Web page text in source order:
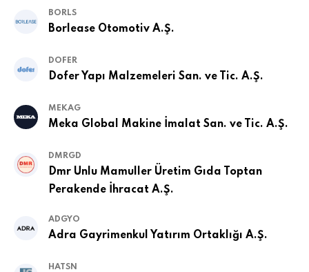
BORLS
Borlease Otomotiv A.Ş.
DOFER
Dofer Yapı Malzemeleri San. ve Tic. A.Ş.
MEKAG
Meka Global Makine İmalat San. ve Tic. A.Ş.
DMRGD
Dmr Unlu Mamuller Üretim Gıda Toptan
Perakende İhracat A.Ş.
ADGYO
Adra Gayrimenkul Yatırım Ortaklığı A.Ş.
HATSN